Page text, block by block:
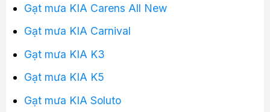
Gạt mưa KIA Carens All New
Gạt mưa KIA Carnival
Gạt mưa KIA K3
Gạt mưa KIA K5
Gạt mưa KIA Soluto